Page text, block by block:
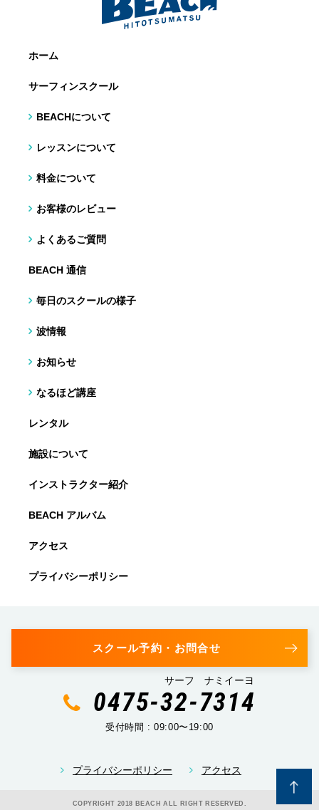
ホーム
サーフィンスクール
BEACHについて
レッスンについて
料金について
お客様のレビュー
よくあるご質問
BEACH 通信
毎日のスクールの様子
波情報
お知らせ
なるほど講座
レンタル
施設について
インストラクター紹介
BEACH アルバム
アクセス
プライバシーポリシー
スクール予約・お問合せ
サーフ ナミイーヨ
0475-32-7314
受付時間 : 09:00〜19:00
プライバシーポリシー アクセス
COPYRIGHT 2018 BEACH ALL RIGHT RESERVED.